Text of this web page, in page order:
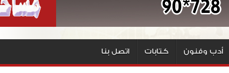
أدب وفنون كتابات اتصل بنا